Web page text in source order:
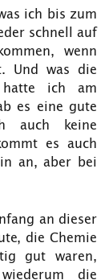
ich bis zum
schnell auf
wenn
Und was die
hatte ich am
es eine gute
auch keine
es auch
an, aber bei
an dieser
die Chemie
gut waren,
die